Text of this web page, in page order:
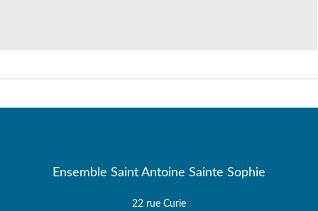
Ensemble Saint Antoine Sainte Sophie
22 rue Curie